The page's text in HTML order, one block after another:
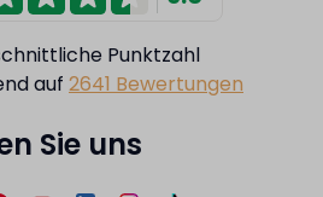
Punktzahl
auf 2641 Bewertungen
Sie uns